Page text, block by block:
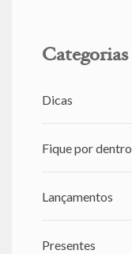
Categorias
Dicas
Fique por dentro
Lançamentos
Presentes